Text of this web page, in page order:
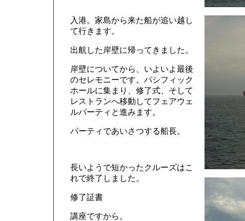
入港。家島から来た船が追い越し
て行きます。
出航した岸壁に帰ってきました。
岸壁についてから、いよいよ最後
のセレモニーです。パシフィック
ホールに集まり、修了式、そして
レストランへ移動してフェアウェ
ルパーティと進みます。
パーティであいさつする船長。
長いようで短かったクルーズはこ
れで終了しました。
修了証書
講座ですから。